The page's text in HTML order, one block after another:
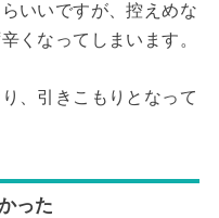
いいですが、控えめな
くなってしまいます。
、引きこもりとなって
った